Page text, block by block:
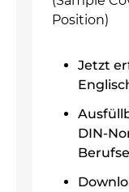
Position)
Jetzt
DIN-